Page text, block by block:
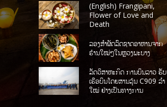
(English) Frangipani,
Flower of Love and
Death
ລອງສໍາຜັດລົດຊາດອາຫານຈາກ
ຮ້ານໃໝ່ໆໃນຫຼວງພະບາງ
ລັດວິສາຫະກິດ ການບິນລາວ ຮັບ
ເຮືອບິນໂດຍສານລຸ້ນ C909 ລໍາ
ໃໝ່ ຢ່າງເປັນທາງການ